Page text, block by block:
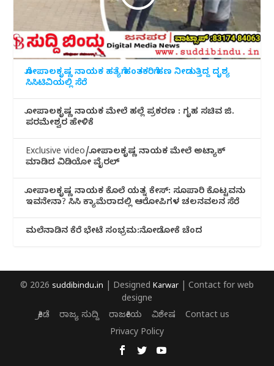
ಗೋಪಾಲಕೃಷ್ಣ ನಾಯಕ ಹತ್ಯೆಗೆ ಹಂತಕರಿಗೆ ಹಣ ನೀಡುತ್ತಿದ್ದ ದೃಶ್ಯ
ಸಿಸಿಟಿವಿಯಲ್ಲಿ ಸೆರೆ
ಗೋಪಾಲಕೃಷ್ಣ ನಾಯಕ ಮೇಲೆ ಹಲ್ಲೆ ಪ್ರಕರಣ : ಗೃಹ ಸಚಿವ ಜಿ.
ಪರಮೇಶ್ವರ ಹೇಳಿಕೆ
Exclusive video/ಗೋಪಾಲಕೃಷ್ಣ ನಾಯಕ ಮೇಲೆ ಅಟ್ಯಾಕ್
ಮಾಡಿದ ವಿಡಿಯೋ ವೈರಲ್
ಗೋಪಾಲಕೃಷ್ಣ ನಾಯಕ ಕೊಲೆ ಯತ್ನ ಕೇಸ್: ಸೂಪಾರಿ ಕೊಟ್ಟವನು
ಇವನೇನಾ? ಸಿಸಿ ಕ್ಯಾಮೆರಾದಲ್ಲಿ ಆರೋಪಿಗಳ ಚಲನವಲನ ಸೆರೆ
ಮಲೆನಾಡಿ‌ನ ಕೆರೆ ಭೇಟೆ ಸಂಭ್ರಮ:ನೋಡೋಕೆ ಚೆಂದ
© 2026 suddibindu.in | Designed Karwar | Contact for web
designe
ಕ್ರೀಡೆ
ರಾಜ್ಯ ಸುದ್ದಿ ರಾಜಕೀಯ ವಿಶೇಷ
Contact us
Privacy Policy